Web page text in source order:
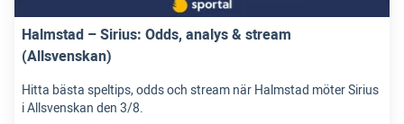
Halmstad – Sirius: Odds, analys & stream
(Allsvenskan)
Hitta bästa speltips, odds och stream när Halmstad möter Sirius
i Allsvenskan den 3/8.